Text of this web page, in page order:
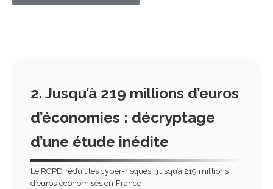
2. Jusqu’à 219 millions d’euros
d’économies : décryptage
d’une étude inédite
Le RGPD réduit les cyber-risques : jusqu’à 219 millions
d’euros économisés en France